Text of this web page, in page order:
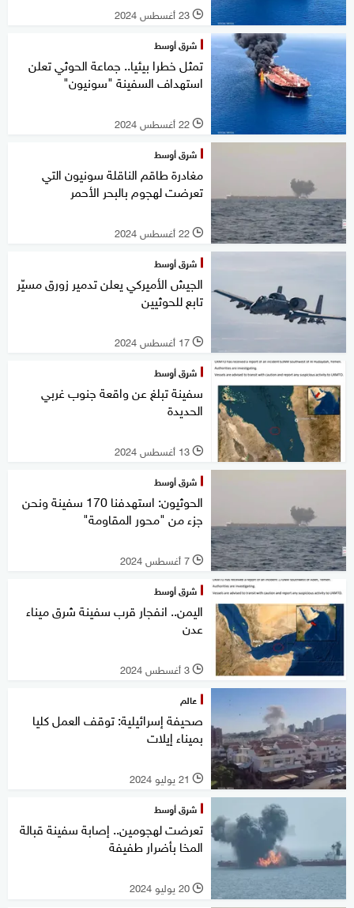
l 23 أغسطس 2024
شرق أوسط
تمثل خطرا بيئيا.. جماعة الحوثي تعلن
استهداف السفينة "سونيون"
l 22 أغسطس 2024
شرق أوسط
مغادرة طاقم الناقلة سونيون التي
تعرضت لهجوم بالبحر الأحمر
l 22 أغسطس 2024
شرق أوسط
الجيش الأميركي يعلن تدمير زورق مسيّر
تابع للحوثيين
l 17 أغسطس 2024
شرق أوسط
سفينة تبلغ عن واقعة جنوب غربي
الحديدة
l 13 أغسطس 2024
شرق أوسط
الحوثيون: استهدفنا 170 سفينة ونحن
جزء من "محور المقاومة"
l 7 أغسطس 2024
شرق أوسط
اليمن.. انفجار قرب سفينة شرق ميناء
عدن
l 3 أغسطس 2024
عالم
صحيفة إسرائيلية: توقف العمل كليا
بميناء إيلات
l 21 يوليو 2024
شرق أوسط
تعرضت لهجومين.. إصابة سفينة قبالة
المخا بأضرار طفيفة
l 20 يوليو 2024